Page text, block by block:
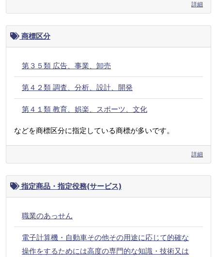
詳細
商標区分
第３５類 広告、事業、卸売
第４２類 調査、分析、設計、開発
第４１類 教育、娯楽、スポーツ、文化
などを商標区分に指定している商標が多いです。
詳細
指定商品・指定役務(サービス)
職業のあっせん
電子計算機・自動車その他その用途に応じて的確な
操作をするためには高度の専門的な知識・技術又は